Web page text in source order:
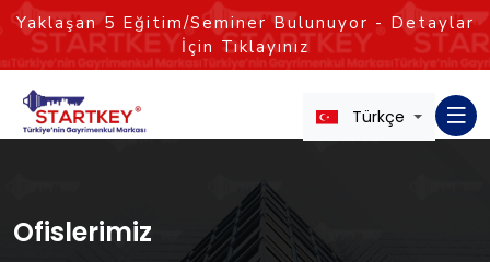
Yaklaşan5 Eğitim/Seminer Bulunuyor - Detaylar
İçin Tıklayınız
Türkçe
Ofislerimiz